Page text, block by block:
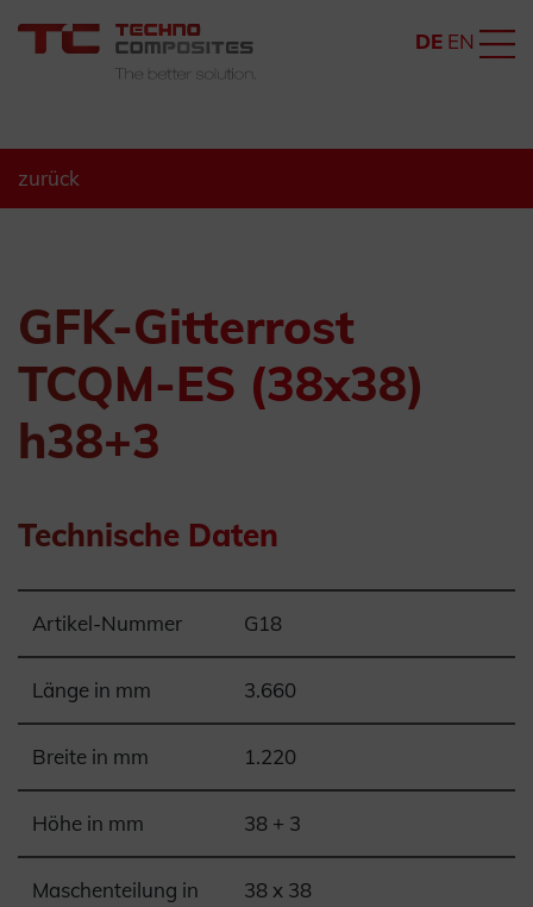
DE EN
zurück
GFK-Gitterrost
TCQM-ES (38x38)
h38+3
Technische Daten
Artikel-Nummer G18
Länge in mm 3.660
Breite in mm 1.220
Höhe in mm 38 + 3
Maschenteilung in
38 x 38